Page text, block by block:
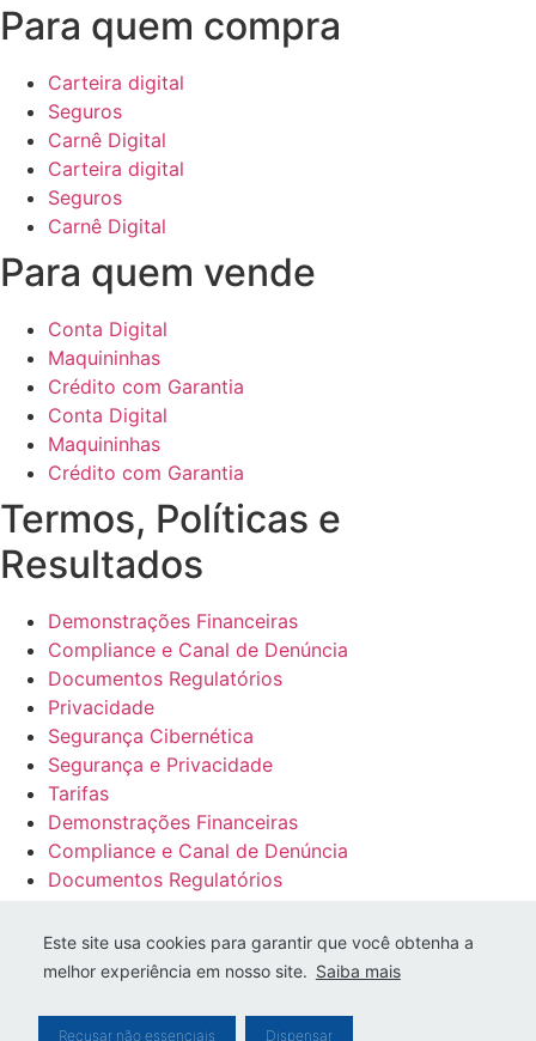
Este site usa cookies para garantir que você obtenha a
melhor experiência em nosso site. Saiba mais
Recusar não essenciais Dispensar
Para quem compra
Carteira digital
Seguros
Carnê Digital
Carteira digital
Seguros
Carnê Digital
Para quem vende
Conta Digital
Maquininhas
Crédito com Garantia
Conta Digital
Maquininhas
Crédito com Garantia
Termos, Políticas e
Resultados
Demonstrações Financeiras
Compliance e Canal de Denúncia
Documentos Regulatórios
Privacidade
Segurança Cibernética
Segurança e Privacidade
Tarifas
Demonstrações Financeiras
Compliance e Canal de Denúncia
Documentos Regulatórios
Segurança Cibernética
Segurança e Privacidade